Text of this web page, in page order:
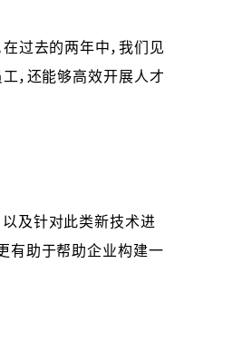
过去的两年中，我们见
，还能够高效开展人才
及针对此类新技术进
有助于帮助企业构建一